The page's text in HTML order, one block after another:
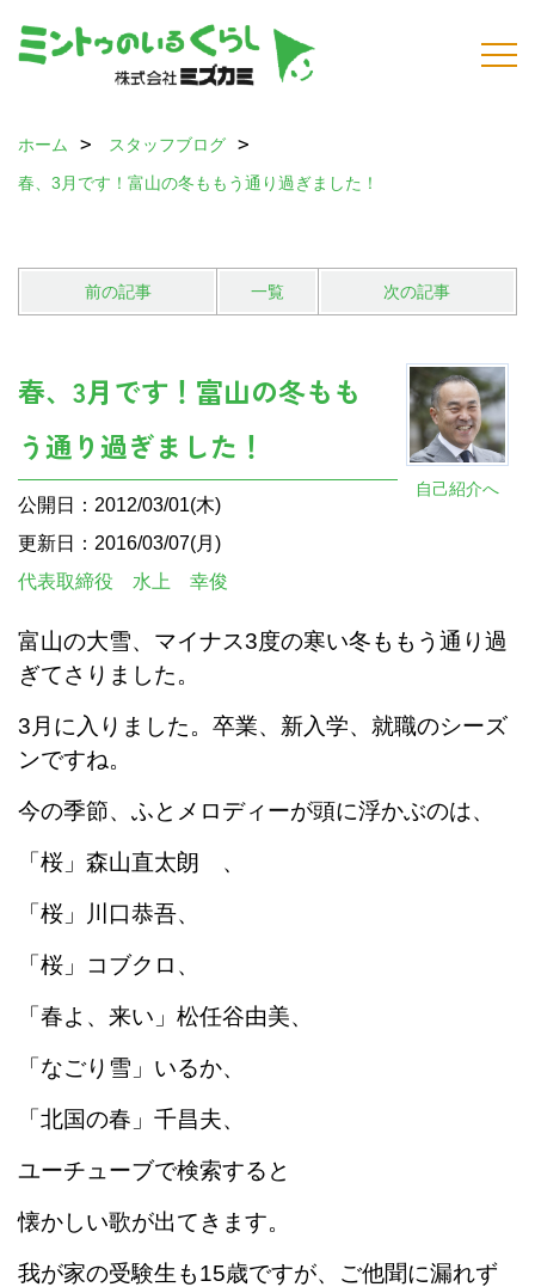
ホーム
スタッフブログ
春、3月です！富山の冬ももう通り過ぎました！
前の記事 一覧 次の記事
自己紹介へ
春、3月です！富山の冬もも
う通り過ぎました！
公開日：2012/03/01(木)
更新日：2016/03/07(月)
代表取締役 水上 幸俊
富山の大雪、マイナス3度の寒い冬ももう通り過
ぎてさりました。
3月に入りました。卒業、新入学、就職のシーズ
ンですね。
今の季節、ふとメロディーが頭に浮かぶのは、
「桜」森山直太朗 、
「桜」川口恭吾、
「桜」コブクロ、
「春よ、来い」松任谷由美、
「なごり雪」いるか、
「北国の春」千昌夫、
ユーチューブで検索すると
懐かしい歌が出てきます。
我が家の受験生も15歳ですが、ご他聞に漏れず